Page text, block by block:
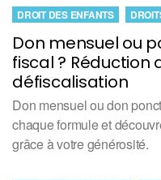
Don mensuel ou
fiscal ? Réduction
défiscalisation
DROIT DES ENFANTS
Don mensuel ou don
chaque formule et
grâce à votre générosité.